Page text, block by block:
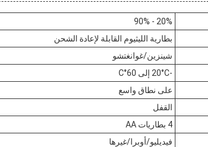
20% - 90%
بطارية الليثيوم القابلة لإعادة الشحن
شينزين/غوانغتشو
-20°C إلى 60°C
على نطاق واسع
القفل
4 بطاريات AA
فيديليو/أوبرا/غيرها